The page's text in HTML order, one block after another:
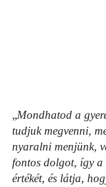
„Mondhatod a
tudjuk megvenni,
nyaralni menjünk,
fontos dolgot, így a
értékét, és látja,